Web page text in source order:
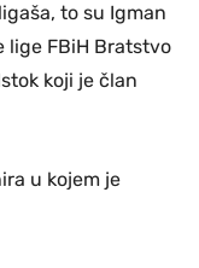
to su Igman
lige FBiH Bratstvo
koji je član
u kojem je